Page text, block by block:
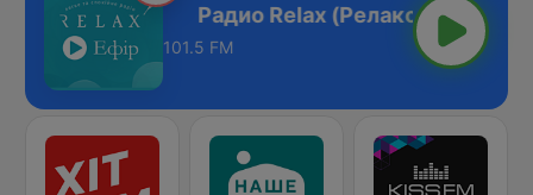
Radio)
101.5 FM